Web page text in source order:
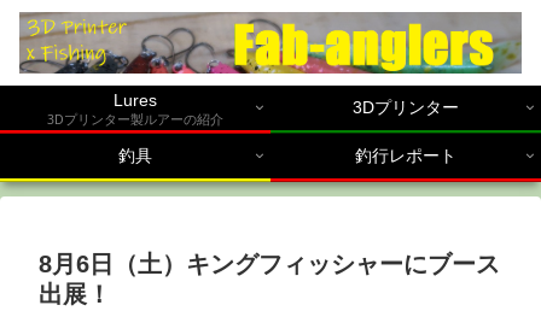
Lures
3Dプリンター製ルアーの紹介
3Dプリンター
釣具 釣行レポート
8月6日（土）キングフィッシャーにブース
出展！